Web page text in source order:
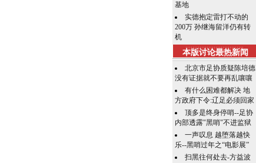
基地
实德抱定雷打不动的
200万 孙继海留洋仍有转
机
本版讨论最热新闻
北京市足协质疑陈培德
没有证据就不要再乱嚷嚷
有什么困难都解决 地
方政府下令:辽足必须回家
顶多是终身停哨--足协
内部透露"黑哨"不进监狱
一声叹息 越堕落越快
乐--黑哨过年之“电影展”
扫黑往何处去-方益波